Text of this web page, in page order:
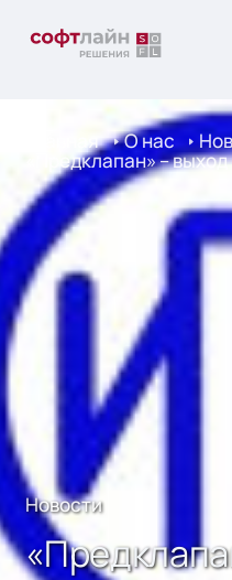
Главная О нас
«Предклапан» –
Новости